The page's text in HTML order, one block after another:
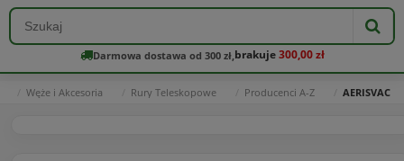
Darmowa dostawa od 300 zł, brakuje300,00 zł
Węże i Akcesoria Rury Teleskopowe Producenci A-Z AERISVAC